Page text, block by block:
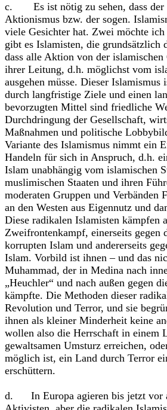
c. Es ist nötig zu sehen, dass der
Aktionismus bzw. der sogen.
viele Gesichter hat. Zwei möchte
gibt es Islamisten, die grundsätzlich
dass alle Aktion von der islamischen
ihrer Leitung, d.h. möglichst vom
ausgehen müsse. Dieser Islamismus
durch langfristige Ziele und einen
bevorzugten Mittel sind friedliche
Durchdringung der Gesellschaft,
Maßnahmen und politische
Variante des Islamismus nimmt ein
Handeln für sich in Anspruch, d.h.
Islam unabhängig vom islamischen
muslimischen Staaten und ihren
moderaten Gruppen und Verbänden
an den Westen aus Eigennutz und
Diese radikalen Islamisten kämpfen
Zweifrontenkampf, einerseits gegen
korrupten Islam und andererseits
Islam. Vorbild ist ihnen – und das
Muhammad, der in Medina nach
„Heuchler“ und nach außen gegen
kämpfte. Die Methoden dieser
Revolution und Terror, und sie
ihnen als kleiner Minderheit keine
wollen also die Herrschaft in einem
gewaltsamen Umsturz erreichen,
möglich ist, ein Land durch Terror
erschüttern.
d. In Europa agieren bis jetzt vor